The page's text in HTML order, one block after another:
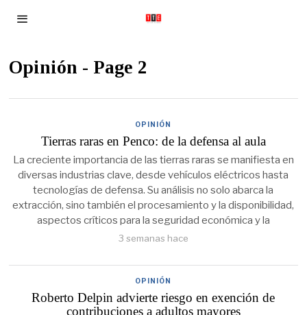
Opinión - Page 2
OPINIÓN
Tierras raras en Penco: de la defensa al aula
La creciente importancia de las tierras raras se manifiesta en
diversas industrias clave, desde vehículos eléctricos hasta
tecnologías de defensa. Su análisis no solo abarca la
extracción, sino también el procesamiento y la disponibilidad,
aspectos críticos para la seguridad económica y la
3 semanas hace
OPINIÓN
Roberto Delpin advierte riesgo en exención de
contribuciones a adultos mayores